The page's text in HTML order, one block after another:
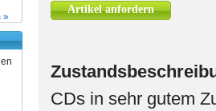
»
Artikel anfordern
CDs in sehr gutem